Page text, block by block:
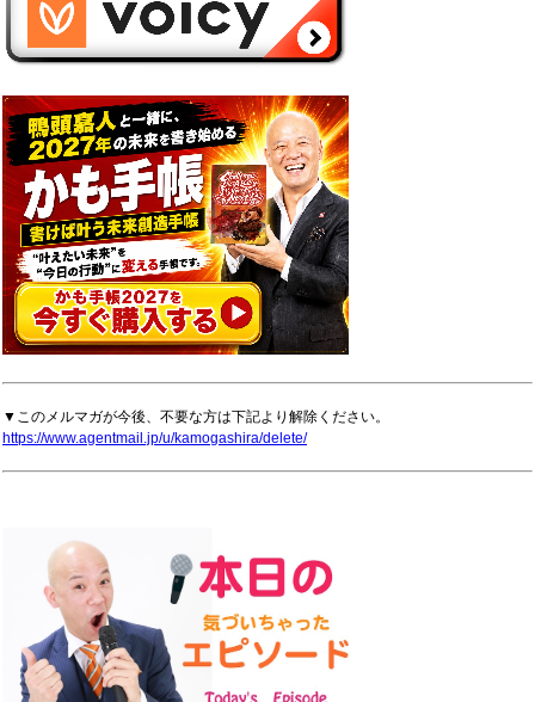
▼このメルマガが今後、不要な方は下記より解除ください。
https://www.agentmail.jp/u/kamogashira/delete/